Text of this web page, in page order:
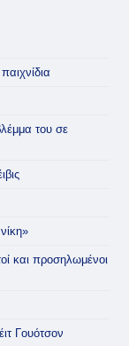
του σε
και προσηλωμένοι
Γουότσον